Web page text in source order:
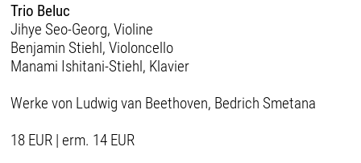
Trio Beluc
Jihye Seo-Georg, Violine
Benjamin Stiehl, Violoncello
Manami Ishitani-Stiehl, Klavier
Werke von Ludwig van Beethoven, Bedrich Smetana
18 EUR | erm. 14 EUR